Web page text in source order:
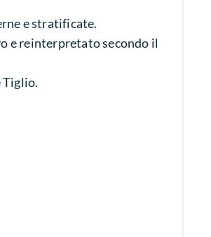
e stratificate.
e reinterpretato secondo il
Tiglio.